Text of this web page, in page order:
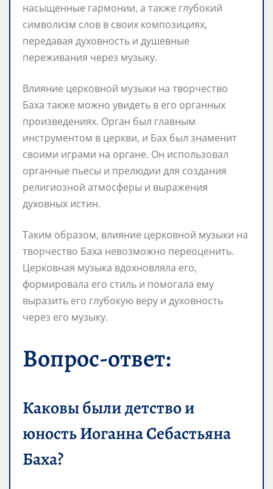
насыщенные гармонии, а также глубокий
символизм слов в своих композициях,
передавая духовность и душевные
переживания через музыку.
Влияние церковной музыки на творчество
Баха также можно увидеть в его органных
произведениях. Орган был главным
инструментом в церкви, и Бах был знаменит
своими играми на органе. Он использовал
органные пьесы и прелюдии для создания
религиозной атмосферы и выражения
духовных истин.
Таким образом, влияние церковной музыки на
творчество Баха невозможно переоценить.
Церковная музыка вдохновляла его,
формировала его стиль и помогала ему
выразить его глубокую веру и духовность
через его музыку.
Вопрос-ответ:
Каковы были детство и
юность Иоганна Себастьяна
Баха?